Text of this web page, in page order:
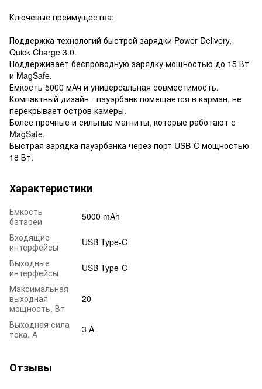
Ключевые преимущества:
Поддержка технологий быстрой зарядки Power Delivery,
Quick Charge 3.0.
Поддерживает беспроводную зарядку мощностью до 15 Вт
и MagSafe.
Емкость 5000 мАч и универсальная совместимость.
Компактный дизайн - пауэрбанк помещается в карман, не
перекрывает остров камеры.
Более прочные и сильные магниты, которые работают с
MagSafe.
Быстрая зарядка пауэрбанка через порт USB-C мощностью
18 Вт.
Характеристики
Емкость
батареи
5000 mAh
Входящие
интерфейсы
USB Type-C
Выходные
интерфейсы
USB Type-C
Максимальная
выходная
мощность, Вт
20
Выходная сила
тока, А
3 A
Отзывы